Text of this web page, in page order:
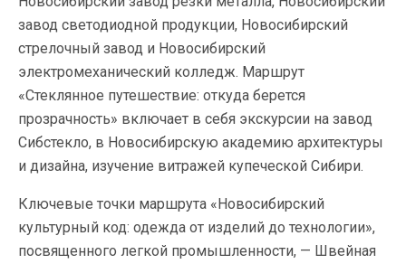
завод светодиодной продукции, Новосибирский
стрелочный завод и Новосибирский
электромеханический колледж. Маршрут
«Стеклянное путешествие: откуда берется
прозрачность» включает в себя экскурсии на завод
Сибстекло, в Новосибирскую академию архитектуры
и дизайна, изучение витражей купеческой Сибири.
Ключевые точки маршрута «Новосибирский
культурный код: одежда от изделий до технологии»,
посвященного легкой промышленности, — Швейная